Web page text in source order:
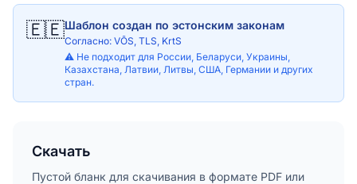
🇪🇪Шаблон создан по эстонским законам
Согласно: VÕS, TLS, KrtS
⚠️ Не подходит для России, Беларуси, Украины,
Казахстана, Латвии, Литвы, США, Германии и других
стран.
Скачать
Пустой бланк для скачивания в формате PDF или